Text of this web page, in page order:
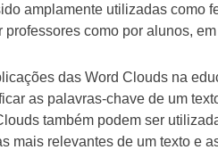
amplamente utilizadas como
professores como por alunos,
das Word Clouds na
as palavras-chave de um
também podem ser
mais relevantes de um texto e